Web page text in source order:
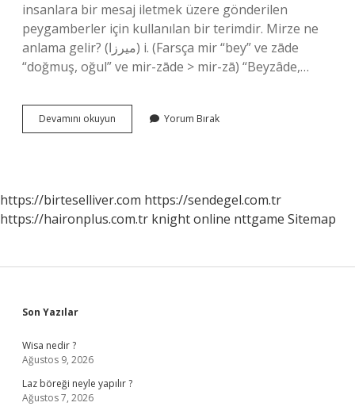
insanlara bir mesaj iletmek üzere gönderilen
peygamberler için kullanılan bir terimdir. Mirze ne
anlama gelir? (ﻣﻴﺮﺯﺍ) i. (Farsça mіr “bey” ve zāde
“doğmuş, oğul” ve mіr-zāde > mіr-zā) “Beyzâde,…
Devamını okuyun Merwan
Ne
Yorum Bırak
https://birteselliver.com https://sendegel.com.tr
https://haironplus.com.tr knight online nttgame Sitemap
Sidebar
Son Yazılar
Wisa nedir ?
Ağustos 9, 2026
Laz böreği neyle yapılır ?
Ağustos 7, 2026